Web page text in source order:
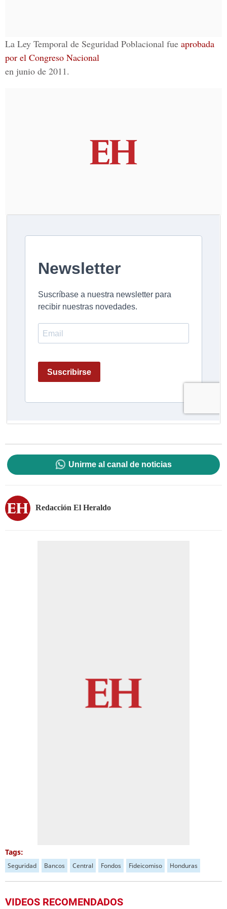
La Ley Temporal de Seguridad Poblacional fue aprobada
por el Congreso Nacional
en junio de 2011.
Unirme al canal de noticias
Redacción El Heraldo
Tags:
Seguridad Bancos Central Fondos Fideicomiso Honduras
VIDEOS RECOMENDADOS